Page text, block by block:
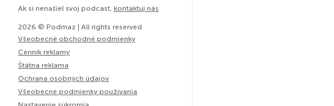
Ak si nenašiel svoj podcast, kontaktuj nás
2026 © Podmaz | All rights reserved
Všeobecné obchodné podmienky
Cenník reklamy
Štátna reklama
Ochrana osobných údajov
Všeobecné podmienky používania